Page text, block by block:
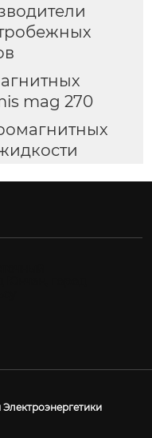
mag 270